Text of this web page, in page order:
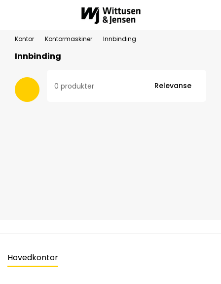
Kontor Kontormaskiner Innbinding
Innbinding
0 produkter Relevanse
Hovedkontor